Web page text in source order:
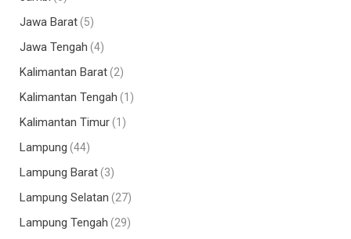
Jawa Barat(5)
Jawa Tengah (4)
Kalimantan Barat(2)
Kalimantan Tengah (1)
Kalimantan Timur(1)
Lampung (44)
Lampung Barat(3)
Lampung Selatan (27)
Lampung Tengah (29)